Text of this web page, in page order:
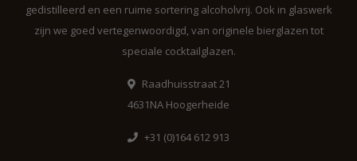
gedistilleerd en een ruime sortering alcoholvrij. Ook in glaswerk
zijn we goed vertegenwoordigd, van originele bierglazen tot
speciale cocktailglazen.
Raadhuisstraat 21
4631NA Hoogerheide
+31 (0)164 612 913